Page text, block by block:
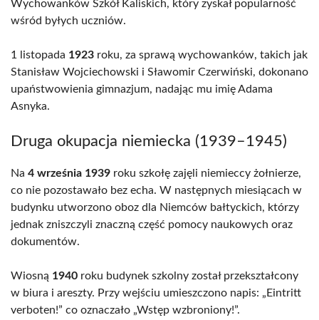
Wychowanków Szkół Kaliskich, który zyskał popularność
wśród byłych uczniów.
1 listopada 1923 roku, za sprawą wychowanków, takich jak
Stanisław Wojciechowski i Sławomir Czerwiński, dokonano
upaństwowienia gimnazjum, nadając mu imię Adama
Asnyka.
Druga okupacja niemiecka (1939–1945)
Na 4 września 1939 roku szkołę zajęli niemieccy żołnierze,
co nie pozostawało bez echa. W następnych miesiącach w
budynku utworzono oboz dla Niemców bałtyckich, którzy
jednak zniszczyli znaczną część pomocy naukowych oraz
dokumentów.
Wiosną 1940 roku budynek szkolny został przekształcony
w biura i areszty. Przy wejściu umieszczono napis: „Eintritt
verboten!” co oznaczało „Wstęp wzbroniony!”.